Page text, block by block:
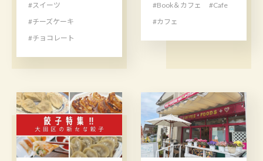
#スイーツ
#チーズケーキ
#チョコレート
#Book＆カフェ
#Cafe
#カフェ